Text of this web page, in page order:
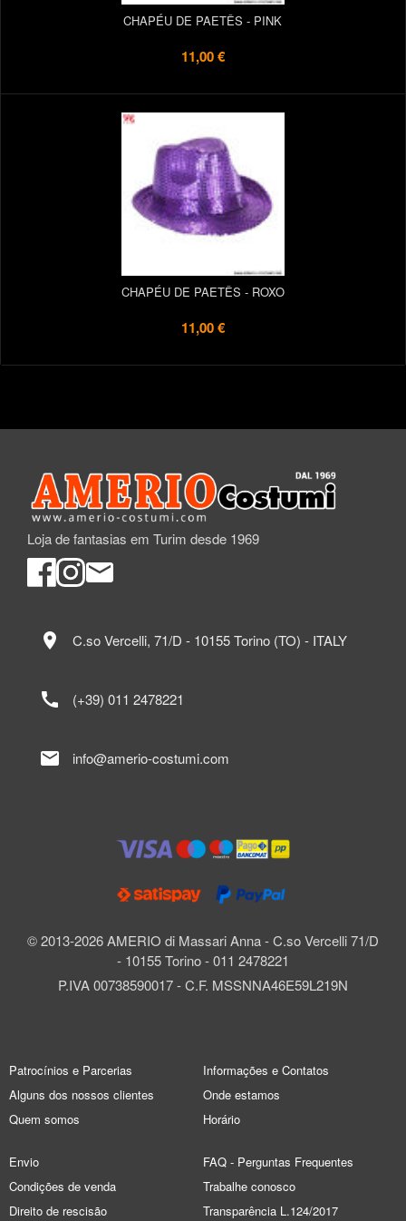
CHAPÉU DE PAETÊS - PINK
11,00 €
CHAPÉU DE PAETÊS - ROXO
11,00 €
Loja de fantasias em Turim desde 1969
© 2013-2026 AMERIO di Massari Anna - C.so Vercelli 71/D
- 10155 Torino - 011 2478221
P.IVA 00738590017 - C.F. MSSNNA46E59L219N
location_on C.so Vercelli, 71/D - 10155 Torino (TO) - ITALY
call (+39) 011 2478221
mail info@amerio-costumi.com
Patrocínios e Parcerias
Alguns dos nossos clientes
Quem somos
Informações e Contatos
Onde estamos
Horário
Envio
Condições de venda
Direito de rescisão
FAQ - Perguntas Frequentes
Trabalhe conosco
Transparência L.124/2017